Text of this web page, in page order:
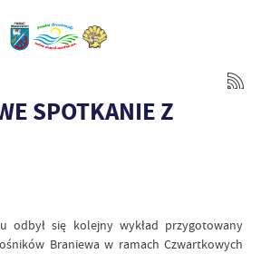
SPOTKANIE Z
odbył się kolejny wykład przygotowany
Braniewa w ramach Czwartkowych